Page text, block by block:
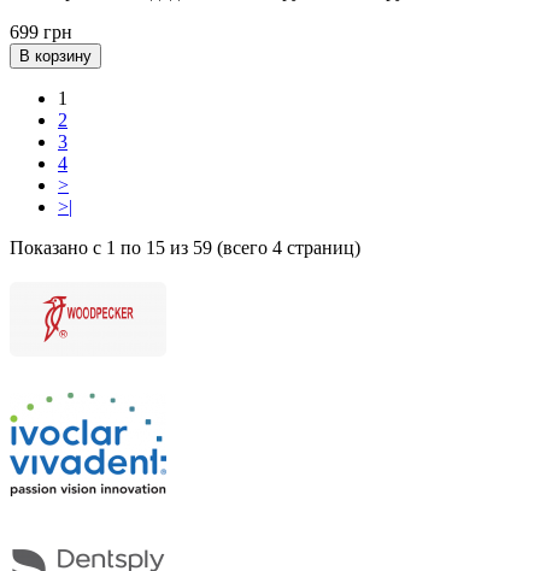
699 грн
В корзину
1
2
3
4
>
>|
Показано с 1 по 15 из 59 (всего 4 страниц)